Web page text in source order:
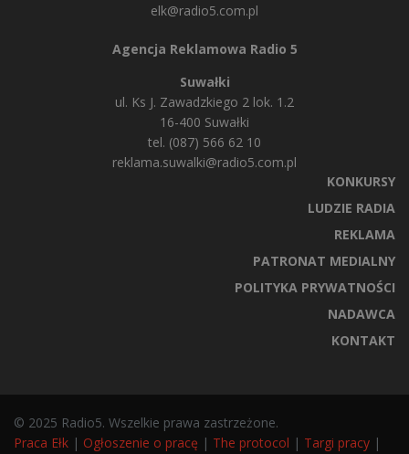
elk@radio5.com.pl
Agencja Reklamowa Radio 5
Suwałki
ul. Ks J. Zawadzkiego 2 lok. 1.2
16-400 Suwałki
tel. (087) 566 62 10
reklama.suwalki@radio5.com.pl
KONKURSY
LUDZIE RADIA
REKLAMA
PATRONAT MEDIALNY
POLITYKA PRYWATNOŚCI
NADAWCA
KONTAKT
© 2025 Radio5. Wszelkie prawa zastrzeżone.
Praca Ełk | Ogłoszenie o pracę | The protocol | Targi pracy |